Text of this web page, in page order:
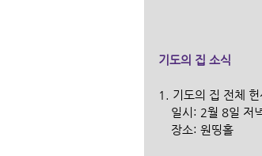
기도의 집 소식
1. 기도의 집 전체 헌
일시: 2월 8일
    장소: 원띵홀